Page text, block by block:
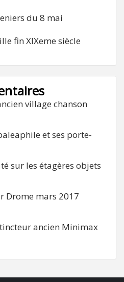
du 8 mai
fin XIXeme siècle
village chanson
et ses porte-
sur les étagères objets
Drome mars 2017
ancien Minimax